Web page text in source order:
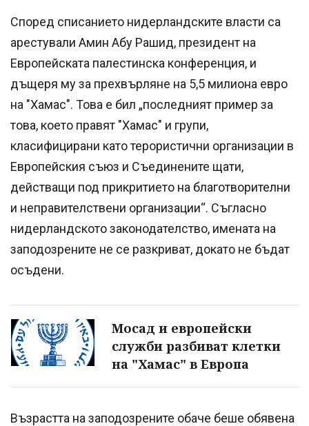
Според списанието нидерландските власти са
арестували Амин Абу Рашид, президент на
Европейската палестинска конференция, и
дъщеря му за прехвърляне на 5,5 милиона евро
на "Хамас". Това е бил „последният пример за
това, което правят "Хамас" и групи,
класифицирани като терористични организации в
Европейския съюз и Съединените щати,
действащи под прикритието на благотворителни
и неправителствени организации“. Съгласно
нидерландското законодателство, имената на
заподозрените не се разкриват, докато не бъдат
осъдени.
Мосад и европейски
служби разбиват клетки
на "Хамас" в Европа
Възрастта на заподозрените обаче беше обявена